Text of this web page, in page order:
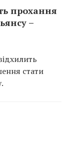
прохання
–
стати